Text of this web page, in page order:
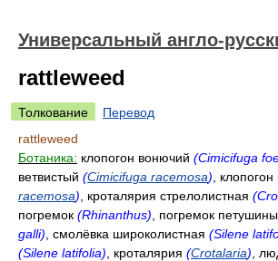
Универсальный англо-
rattleweed
Толкование
Перевод
rattleweed
Ботаника: клопогон вонючий (Cimicifuga
ветвистый (Cimicifuga racemosa) ,
racemosa) , кроталярия стрелолистная
погремок (Rhinanthus) , погремок
galli) , смолёвка широколистная (Silene
(Silene latifolia) , кроталярия (Crotalaria) ,